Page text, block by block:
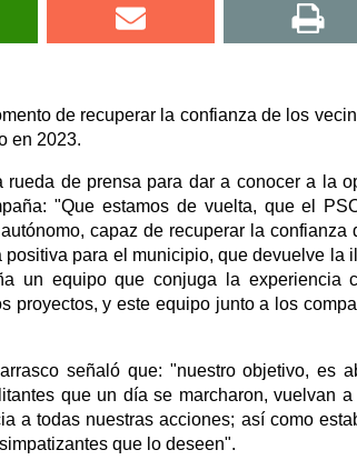
de recuperar la confianza de los
en 2023.
de prensa para dar a conocer a la
"Que estamos de vuelta, que el
capaz de recuperar la confianza
para el municipio, que devuelve la
un equipo que conjuga la experiencia
proyectos, y este equipo junto a los
señaló que: "nuestro objetivo, es
que un día se marcharon, vuelvan a
a todas nuestras acciones; así como
que lo deseen".